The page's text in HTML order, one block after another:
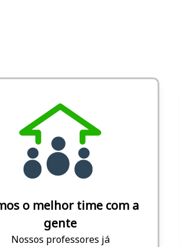
o melhor time com a
gente
Nossos professores já